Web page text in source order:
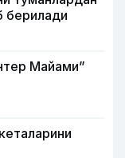
берилади
Майами”